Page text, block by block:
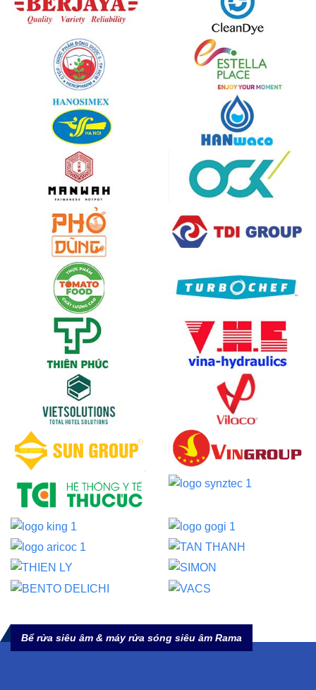
Bể rửa siêu âm & máy rửa sóng siêu âm Rama